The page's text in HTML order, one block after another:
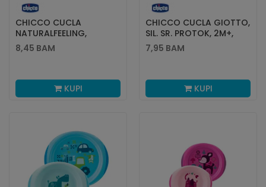
CHICCO CUCLA
NATURALFEELING,
SILIKON, 0M+, 1 KOM
8,45 BAM
KUPI
CHICCO CUCLA GIOTTO,
SIL. SR. PROTOK, 2M+,
2KOM
7,95 BAM
KUPI